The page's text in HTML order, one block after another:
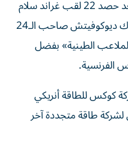
واعتزل نادال التنس في 2024 بعد حصد 22 لقب غراند سلام
ولا يتفوق عليه سوى الصربي نوفاك ديوكوفيتش صاحب الـ24
الطينية» بفضل
كوكس للطاقة أنريكي
لشركة طاقة متجددة آخر